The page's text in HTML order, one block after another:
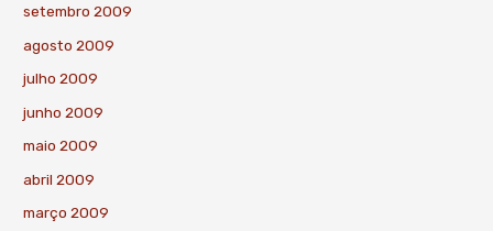
setembro 2009
agosto 2009
julho 2009
junho 2009
maio 2009
abril 2009
março 2009